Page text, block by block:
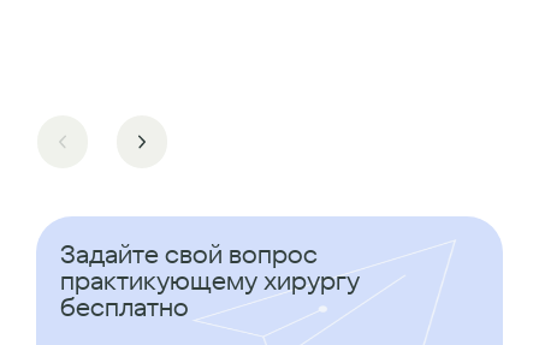
Задайте свой вопрос
практикующему хирургу
бесплатно